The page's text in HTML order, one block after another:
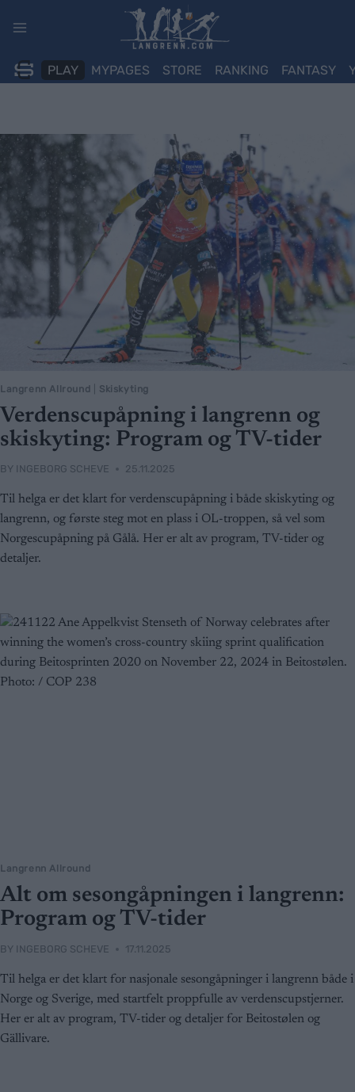
PLAY MYPAGES STORE RANKING FANTASY
Langrenn Allround Skiskyting
Verdenscupåpning i langrenn og
skiskyting: Program og TV-tider
BY INGEBORG SCHEVE 25.11.2025
Til helga er det klart for verdenscupåpning i både skiskyting og
langrenn, og første steg mot en plass i OL-troppen, så vel som
Norgescupåpning på Gålå. Her er alt av program, TV-tider og
detaljer.
Langrenn Allround
Alt om sesongåpningen i langrenn:
Program og TV-tider
BY INGEBORG SCHEVE 17.11.2025
Til helga er det klart for nasjonale sesongåpninger i langrenn både i
Norge og Sverige, med startfelt proppfulle av verdenscupstjerner.
Her er alt av program, TV-tider og detaljer for Beitostølen og
Gällivare.